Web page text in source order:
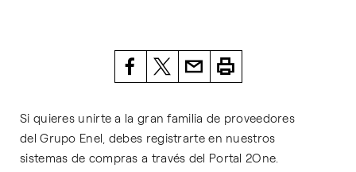
Si quieres unirte a la gran familia de proveedores
del Grupo Enel, debes registrarte en nuestros
sistemas de compras a través del Portal 2One.